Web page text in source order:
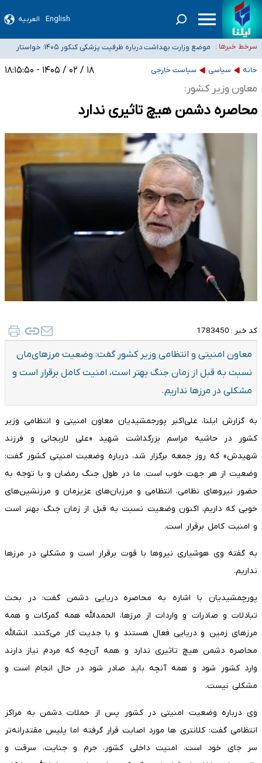
English العربیه
سرخط خبرها :
۴۰ تا ۵۰ روز گرمای نسبی در پیش داریم/ دمای تهران به ۳۸ درجه می‌رسد
موضع وزارت بهداشت درباره ظرفیت پزشکی کنکور ۱۴۰۵: خواستار
اصلاح ظرفیت‌ها هستیم، اما هنوز پاسخ مشخصی نگرفته‌ایم
تعویق آزمون ورودی دکترای تخصصی فرماندهی صحنه عملیات و
دکترای تخصصی جغرافیای نظامی دافوس آجا
خبرنگاران راویان حقیقت با دغدغه نان، مسکن و بیمه
آخرین وضعیت شیوع عفونت‌های تنفسی در کشور/ خوزستان و کرمان بالاتر از
خانه سیاسی سیاست خارجی ۱۸ / ۰۲ / ۱۴۰۵ - ۱۸:۱۵:۵۰
معاون وزیر کشور:
محاصره‌ دشمن هیچ تاثیری ندارد
کد خبر : 1783450
معاون امنیتی و انتظامی وزیر کشور گفت: وضعیت مرزهای‌مان
نسبت به قبل از زمان جنگ بهتر است، امنیت کامل برقرار است و
مشکلی در مرزها نداریم.
به گزارش ایلنا، علی‌اکبر پورجمشیدیان معاون امنیتی و انتظامی وزیر
کشور در حاشیه مراسم بزرگداشت شهید «علی لاریجانی و فرزند
شهیدش» که روز جمعه برگزار شد، درباره وضعیت امنیتی کشور گفت:
وضعیت از هر جهت خوب است. ما در طول جنگ رمضان و با توجه به
حضور نیروهای نظامی، انتظامی و مرزبان‌های عزیزمان و مرزنشین‌های
خوبی که داریم، اکنون وضعیت نسبت به قبل از زمان جنگ بهتر است
و امنیت کامل برقرار است.
به گفته وی هوشیاری نیروها با قوت برقرار است و مشکلی در مرزها
نداریم.
پورچمشیدیان با اشاره به محاصره دریایی دشمن گفت: در بحث
تبادلات و صادرات و واردات از مرزها، الحمدالله همه گمرکات و همه
مرزهای زمین و دریایی فعال هستند و با جدیت کار می‌کنند. انشالله
محاصره‌ دشمن هیچ تاثیری ندارد و همه آن‌چه که مردم نیاز دارند
وارد کشور شود و همه آنچه باید صادر شود در حال انجام است و
مشکلی نیست.
وی درباره وضعیت امنیتی در کشور پس از حملات دشمن به مراکز
انتظامی گفت: کلانتری ها مورد اصابت قرار گرفته اما پلیس مقتدرانه‌تر
سر جای خود است. امنیت داخلی کشور، جرم و جنایت،‌ سرقت و